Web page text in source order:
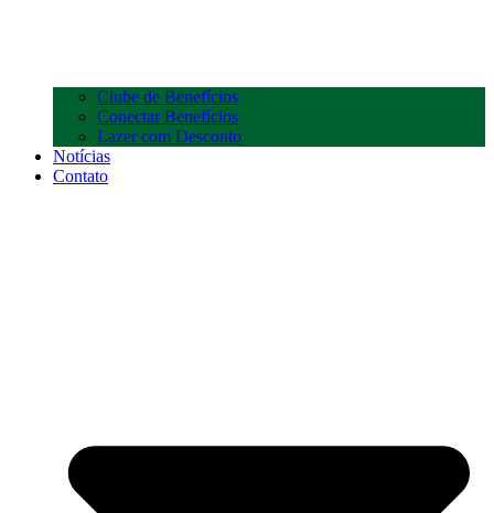
Clube de Benefícios
Conectar Benefícios
Lazer com Desconto
Notícias
Contato